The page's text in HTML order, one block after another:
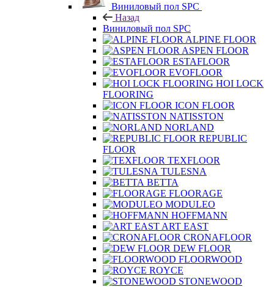
Виниловый пол SPC
Назад
Виниловый пол SPC
ALPINE FLOOR
ASPEN FLOOR
ESTAFLOOR
EVOFLOOR
HOI LOCK
FLOORING
ICON FLOOR
NATISSTON
NORLAND
REPUBLIC
FLOOR
TEXFLOOR
TULESNA
BETTA
FLOORAGE
MODULEO
HOFFMANN
ART EAST
CRONAFLOOR
DEW FLOOR
FLOORWOOD
ROYCE
STONEWOOD